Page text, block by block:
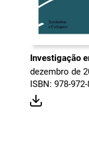
Investigação
dezembro de
ISBN: 978-